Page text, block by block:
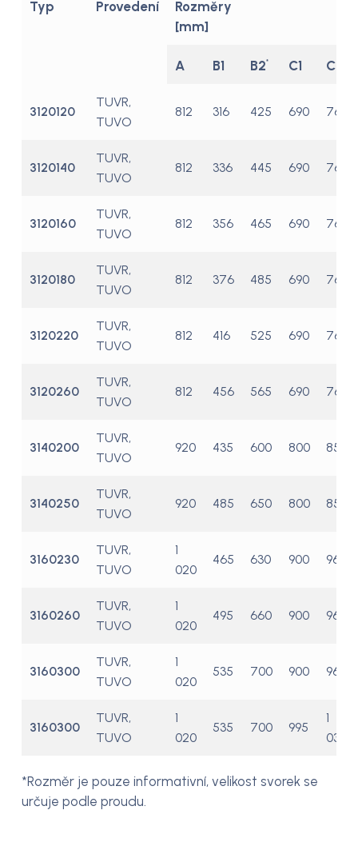
Typ Provedení
Rozměry
[mm]
A B1 B2* C1 C2
3120120
TUVR,
TUVO
812 316 425 690 760
3120140
TUVR,
TUVO
812 336 445 690 760
3120160
TUVR,
TUVO
812 356 465 690 760
3120180
TUVR,
TUVO
812 376 485 690 760
3120220
TUVR,
TUVO
812 416 525 690 760
3120260
TUVR,
TUVO
812 456 565 690 760
3140200
TUVR,
TUVO
920 435 600 800 855
3140250
TUVR,
TUVO
920 485 650 800 855
3160230
TUVR,
TUVO
1
020
465 630 900 960
3160260
TUVR,
TUVO
1
020
495 660 900 960
3160300
TUVR,
TUVO
1
020
535 700 900 960
3160300
TUVR,
TUVO
1
020
535 700 995
1
035
*Rozměr je pouze informativní, velikost svorek se
určuje podle proudu.